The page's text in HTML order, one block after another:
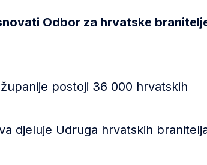
Odbor za hrvatske
postoji 36 000 hrvatskih
djeluje Udruga hrvatskih